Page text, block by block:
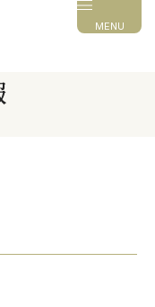
MENU